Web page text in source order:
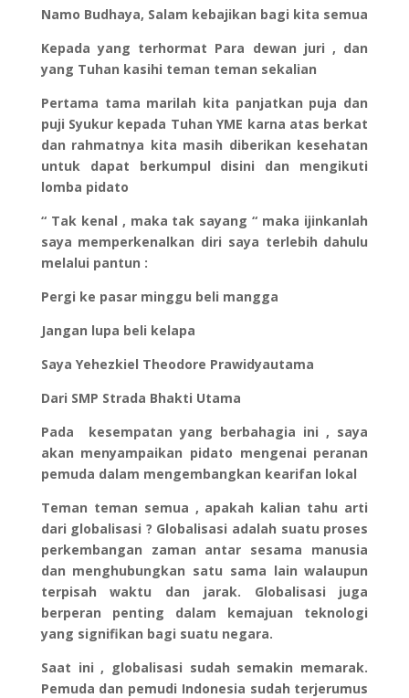
Namo Budhaya, Salam kebajikan bagi kita semua
Kepada yang terhormat Para dewan juri , dan
yang Tuhan kasihi teman teman sekalian
Pertama tama marilah kita panjatkan puja dan
puji Syukur kepada Tuhan YME karna atas berkat
dan rahmatnya kita masih diberikan kesehatan
untuk dapat berkumpul disini dan mengikuti
lomba pidato
“ Tak kenal , maka tak sayang “ maka ijinkanlah
saya memperkenalkan diri saya terlebih dahulu
melalui pantun :
Pergi ke pasar minggu beli mangga
Jangan lupa beli kelapa
Saya Yehezkiel Theodore Prawidyautama
Dari SMP Strada Bhakti Utama
Pada kesempatan yang berbahagia ini , saya
akan menyampaikan pidato mengenai peranan
pemuda dalam mengembangkan kearifan lokal
Teman teman semua , apakah kalian tahu arti
dari globalisasi ? Globalisasi adalah suatu proses
perkembangan zaman antar sesama manusia
dan menghubungkan satu sama lain walaupun
terpisah waktu dan jarak. Globalisasi juga
berperan penting dalam kemajuan teknologi
yang signifikan bagi suatu negara.
Saat ini , globalisasi sudah semakin memarak.
Pemuda dan pemudi Indonesia sudah terjerumus